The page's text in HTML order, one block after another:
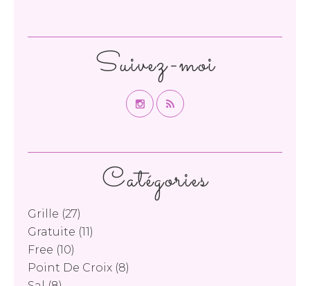
Catégories
Grille (27)
Gratuite (11)
Free (10)
Point De Croix (8)
Suivez-moi